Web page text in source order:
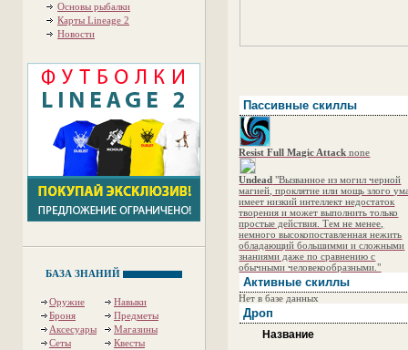
Основы рыбалки
Карты Lineage 2
Новости
БАЗА ЗНАНИЙ
Оружие
Навыки
Броня
Предметы
Аксесуары
Магазины
Сеты
Квесты
Пассивные скиллы
Resist Full Magic Attack none
Undead "Вызванное из могил черной
магией, проклятие или мощь злого
имеет низкий интеллект недостаток
творения и может выполнить только
простые действия. Тем не менее,
немного высокопоставленная нежить
обладающий большимми и сложными
знаниями даже по сравнению с
обычными человекообразными."
Активные скиллы
Нет в базе данных
Дроп
Название